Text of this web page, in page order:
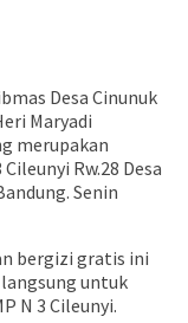
Desa Cinunuk
Maryadi
merupakan
Rw.28 Desa
Senin
bergizi gratis ini
untuk
N 3 Cileunyi.